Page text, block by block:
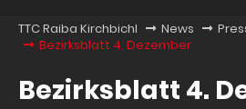
TTC Raiba Kirchbichl News
Bezirksblatt 4. Dezember
Bezirksblatt 4.